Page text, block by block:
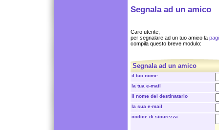
Segnala ad un amico
Caro utente,
per segnalare ad un tuo amico la
compila questo breve modulo:
Segnala ad un amico
il tuo nome
la tua e-mail
il nome del destinatario
la sua e-mail
codice di sicurezza